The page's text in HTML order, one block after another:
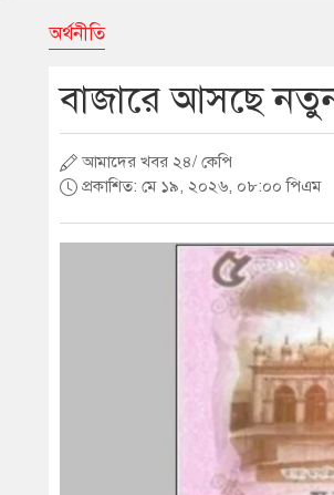
অর্থনীতি
বাজারে আসছে নতুন
আমাদের খবর ২৪/ কেপি
প্রকাশিত: মে ১৯, ২০২৬, ০৮:০০ পিএম